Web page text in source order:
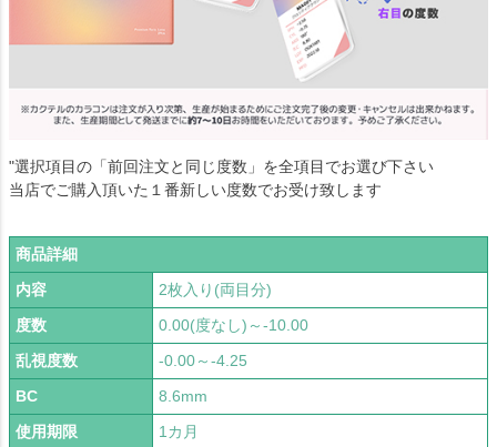
"選択項目の「前回注文と同じ度数」を全項目でお選び下さい
当店でご購入頂いた１番新しい度数でお受け致します
商品詳細
内容
2枚入り(両目分)
度数
0.00(度なし)～-10.00
乱視度数
-0.00～-4.25
BC
8.6mm
使用期限
1カ月